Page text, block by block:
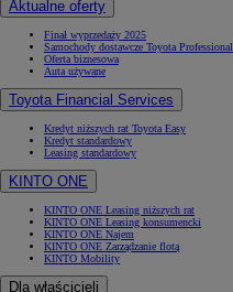
Aktualne oferty
Finał wyprzedaży 2025
Samochody dostawcze Toyota Professional
Oferta biznesowa
Auta używane
Toyota Financial Services
Kredyt niższych rat Toyota Easy
Kredyt standardowy
Leasing standardowy
KINTO ONE
KINTO ONE Leasing niższych rat
KINTO ONE Leasing konsumencki
KINTO ONE Najem
KINTO ONE Zarządzanie flotą
KINTO Mobility
Dla właścicieli